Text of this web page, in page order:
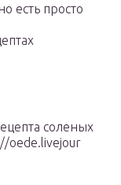
есть просто
соленых
oede.livejour